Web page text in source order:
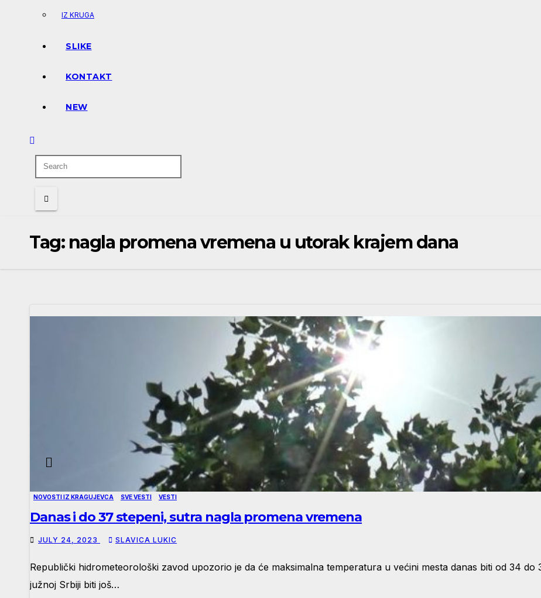
IZ KRUGA
SLIKE
KONTAKT
NEW
Tag: nagla promena vremena u utorak krajem dana
NOVOSTI IZ KRAGUJEVCA SVE VESTI VESTI
Danas i do 37 stepeni, sutra nagla promena vremena
JULY 24, 2023 SLAVICA LUKIC
Republički hidrometeorološki zavod upozorio je da će maksimalna temperatura u većini mesta danas biti od 34
južnoj Srbiji biti još…